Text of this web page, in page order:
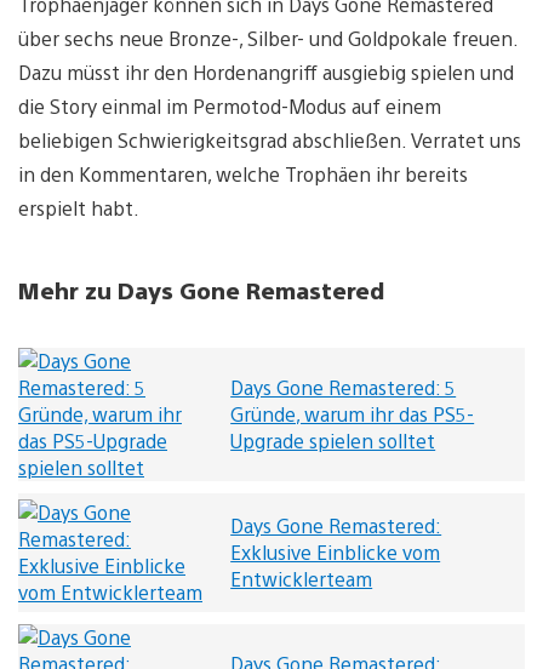
über sechs neue Bronze-, Silber- und Goldpokale freuen.
Dazu müsst ihr den Hordenangriff ausgiebig spielen und
die Story einmal im Permotod-Modus auf einem
beliebigen Schwierigkeitsgrad abschließen. Verratet uns
in den Kommentaren, welche Trophäen ihr bereits
erspielt habt.
Mehr zu Days Gone Remastered
Days Gone Remastered: 5
Gründe, warum ihr das PS5-
Upgrade spielen solltet
Days Gone Remastered:
Exklusive Einblicke vom
Entwicklerteam
Days Gone Remastered: